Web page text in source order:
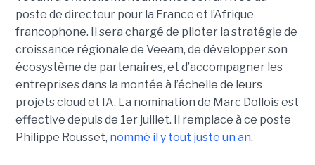
poste de directeur pour la France et l’Afrique
francophone. Il sera chargé de piloter la stratégie de
croissance régionale de Veeam, de développer son
écosystème de partenaires, et d’accompagner les
entreprises dans la montée à l’échelle de leurs
projets cloud et IA. La nomination de Marc Dollois est
effective depuis de 1er juillet. Il remplace à ce poste
Philippe Rousset, nommé il y tout juste un an.